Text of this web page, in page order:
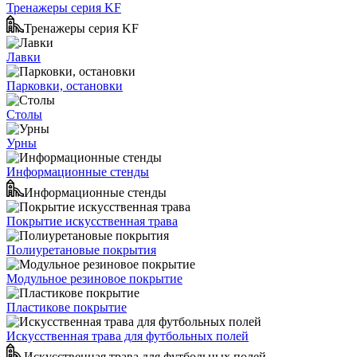
Тренажеры серия KF
Тренажеры серия KF
Лавки
Парковки, остановки
Столы
Урны
Информационные стенды
Информационные стенды
Покрытие искусственная трава
Полиуретановые покрытия
Модульное резиновое покрытие
Пластикове покрытие
Искусственная трава для футбольных полей